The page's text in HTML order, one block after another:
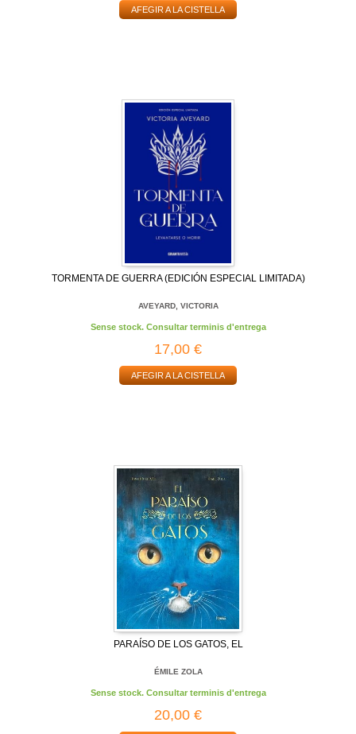
AFEGIR A LA CISTELLA
TORMENTA DE GUERRA (EDICIÓN ESPECIAL LIMITADA)
AVEYARD, VICTORIA
Sense stock. Consultar terminis d'entrega
17,00 €
AFEGIR A LA CISTELLA
PARAÍSO DE LOS GATOS, EL
ÉMILE ZOLA
Sense stock. Consultar terminis d'entrega
20,00 €